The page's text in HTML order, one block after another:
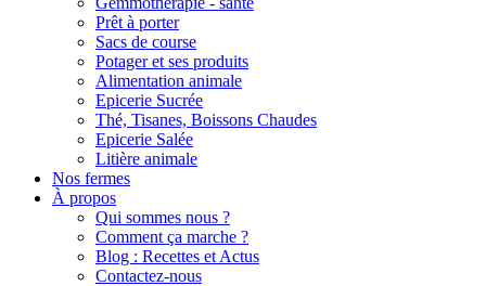
Prêt à porter
Sacs de course
Potager et ses produits
Alimentation animale
Epicerie Sucrée
Thé, Tisanes, Boissons Chaudes
Epicerie Salée
Litière animale
Nos fermes
À propos
Qui sommes nous ?
Comment ça marche ?
Blog : Recettes et Actus
Contactez-nous